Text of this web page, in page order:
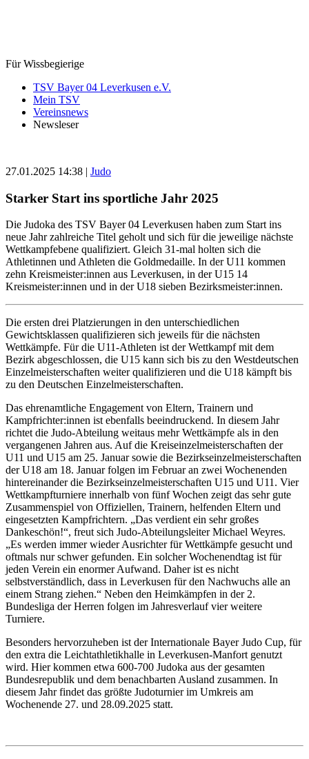
Für Wissbegierige
TSV Bayer 04 Leverkusen e.V.
Mein TSV
Vereinsnews
Newsleser
27.01.2025 14:38 | Judo
Starker Start ins sportliche Jahr 2025
Die Judoka des TSV Bayer 04 Leverkusen haben zum Start ins
neue Jahr zahlreiche Titel geholt und sich für die jeweilige nächste
Wettkampfebene qualifiziert. Gleich 31-mal holten sich die
Athletinnen und Athleten die Goldmedaille. In der U11 kommen
zehn Kreismeister:innen aus Leverkusen, in der U15 14
Kreismeister:innen und in der U18 sieben Bezirksmeister:innen.
Die ersten drei Platzierungen in den unterschiedlichen
Gewichtsklassen qualifizieren sich jeweils für die nächsten
Wettkämpfe. Für die U11-Athleten ist der Wettkampf mit dem
Bezirk abgeschlossen, die U15 kann sich bis zu den Westdeutschen
Einzelmeisterschaften weiter qualifizieren und die U18 kämpft bis
zu den Deutschen Einzelmeisterschaften.
Das ehrenamtliche Engagement von Eltern, Trainern und
Kampfrichter:innen ist ebenfalls beeindruckend. In diesem Jahr
richtet die Judo-Abteilung weitaus mehr Wettkämpfe als in den
vergangenen Jahren aus. Auf die Kreiseinzelmeisterschaften der
U11 und U15 am 25. Januar sowie die Bezirkseinzelmeisterschaften
der U18 am 18. Januar folgen im Februar an zwei Wochenenden
hintereinander die Bezirkseinzelmeisterschaften U15 und U11. Vier
Wettkampfturniere innerhalb von fünf Wochen zeigt das sehr gute
Zusammenspiel von Offiziellen, Trainern, helfenden Eltern und
eingesetzten Kampfrichtern. „Das verdient ein sehr großes
Dankeschön!“, freut sich Judo-Abteilungsleiter Michael Weyres.
„Es werden immer wieder Ausrichter für Wettkämpfe gesucht und
oftmals nur schwer gefunden. Ein solcher Wochenendtag ist für
jeden Verein ein enormer Aufwand. Daher ist es nicht
selbstverständlich, dass in Leverkusen für den Nachwuchs alle an
einem Strang ziehen.“ Neben den Heimkämpfen in der 2.
Bundesliga der Herren folgen im Jahresverlauf vier weitere
Turniere.
Besonders hervorzuheben ist der Internationale Bayer Judo Cup, für
den extra die Leichtathletikhalle in Leverkusen-Manfort genutzt
wird. Hier kommen etwa 600-700 Judoka aus der gesamten
Bundesrepublik und dem benachbarten Ausland zusammen. In
diesem Jahr findet das größte Judoturnier im Umkreis am
Wochenende 27. und 28.09.2025 statt.